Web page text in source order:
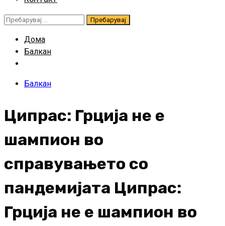
Пребарувај
Дома
Балкан
Балкан
Ципрас: Грција не е
шампион во
справувањето со
пандемијата Ципрас:
Грција не е шампион во